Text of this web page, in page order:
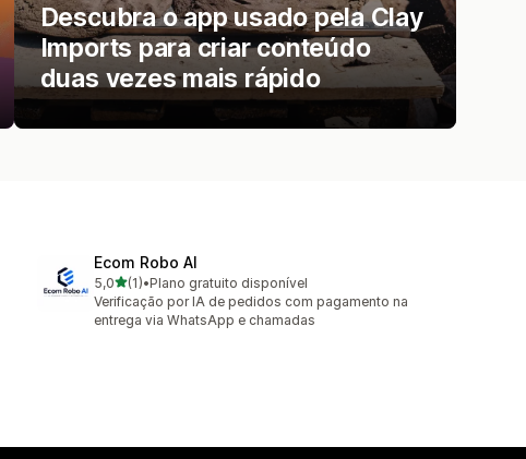
Descubra o app usado pela Clay
Imports para criar conteúdo
duas vezes mais rápido
Ecom Robo AI
5,0de 5 estrelas
(1)
1 avaliações ao todo
•Plano gratuito disponível
Verificação por IA de pedidos com pagamento na
entrega via WhatsApp e chamadas